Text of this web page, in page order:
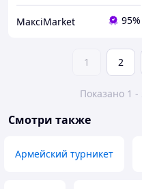
МаксіMarket 95%
1 2
Показано 1 -
Смотри также
Армейский турникет